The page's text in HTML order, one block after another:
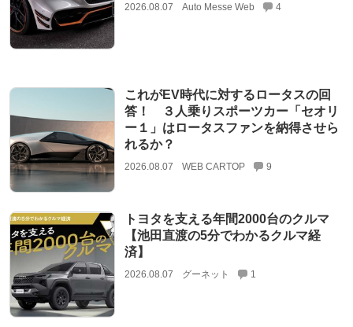
2026.08.07 Auto Messe Web 4
これがEV時代に対するロータスの回
答！ ３人乗りスポーツカー「セオリ
ー１」はロータスファンを納得させら
れるか？
2026.08.07 WEB CARTOP 9
トヨタを支える年間2000台のクルマ
【池田直渡の5分でわかるクルマ経
済】
2026.08.07 グーネット 1